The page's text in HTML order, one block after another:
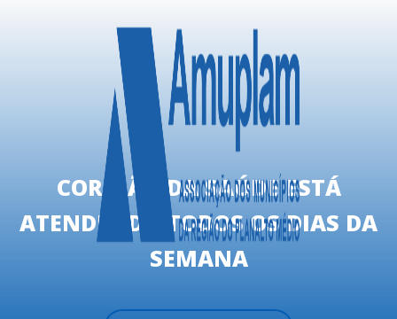
CORUJÃO DA SAÚDE ESTÁ
ATENDENDO TODOS OS DIAS DA
SEMANA